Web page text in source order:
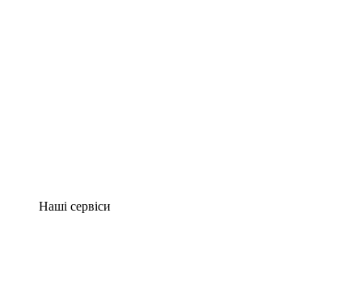
Наші сервіси